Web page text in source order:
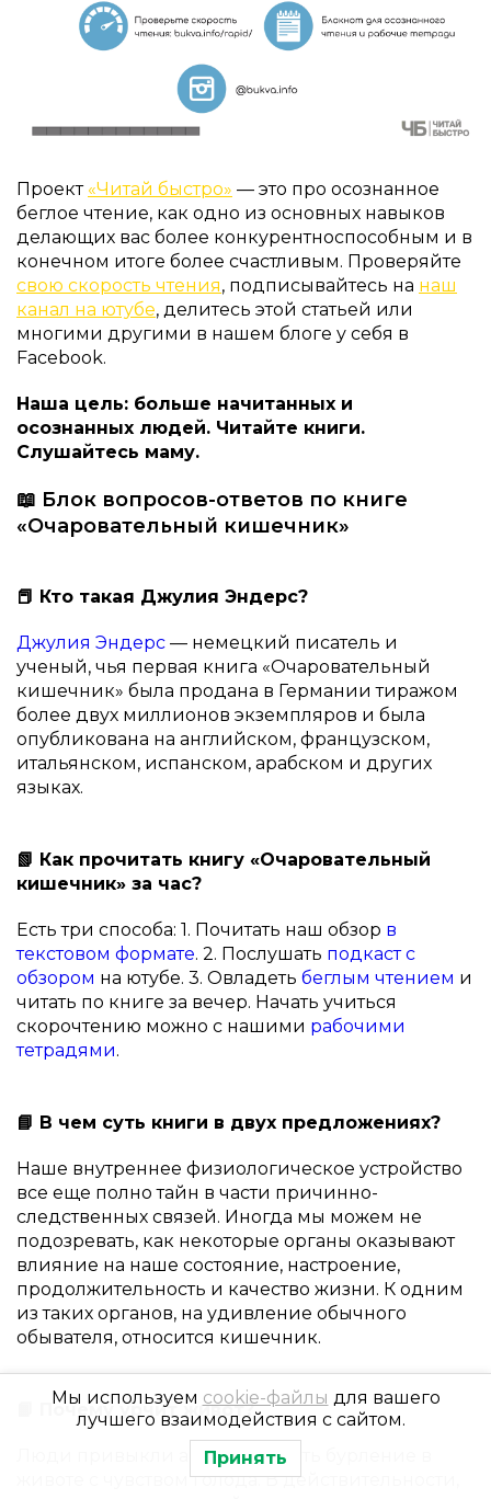
Проект «Читай быстро» — это про осознанное
беглое чтение, как одно из основных навыков
делающих вас более конкурентноспособным и в
конечном итоге более счастливым. Проверяйте
свою скорость чтения, подписывайтесь на наш
канал на ютубе, делитесь этой статьей или
многими другими в нашем блоге у себя в
Facebook.
Наша цель: больше начитанных и
осознанных людей. Читайте книги.
Слушайтесь маму.
📖 Блок вопросов-ответов по книге
«Очаровательный кишечник»
📕 Кто такая Джулия Эндерс?
Джулия Эндерс — немецкий писатель и
ученый, чья первая книга «Очаровательный
кишечник» была продана в Германии тиражом
более двух миллионов экземпляров и была
опубликована на английском, французском,
итальянском, испанском, арабском и других
языках.
📗 Как прочитать книгу «Очаровательный
кишечник» за час?
Есть три способа: 1. Почитать наш обзор в
текстовом формате. 2. Послушать подкаст с
обзором на ютубе. 3. Овладеть беглым чтением и
читать по книге за вечер. Начать учиться
скорочтению можно с нашими рабочими
тетрадями.
📘 В чем суть книги в двух предложениях?
Наше внутреннее физиологическое устройство
все еще полно тайн в части причинно-
следственных связей. Иногда мы можем не
подозревать, как некоторые органы оказывают
влияние на наше состояние, настроение,
продолжительность и качество жизни. К одним
из таких органов, на удивление обычного
обывателя, относится кишечник.
📙 Почему урчит живот?
Люди привыкли ассоциировать бурление в
животе с чувством голода. В действительности,
Мы используем cookie-файлы для вашего
лучшего взаимодействия с сайтом.
Принять